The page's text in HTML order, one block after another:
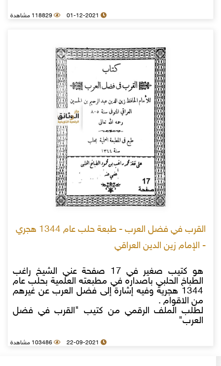
01-12-2021 118829 مشاهدة
القرب في فضل العرب - طبعة حلب عام 1344 هجري
- الإمام زين الدين العراقي
هو كتيب صغير في 17 صفحة عني الشيخ راغب
الطباخ الحلبي باصداره في مطبعته العلمية بحلب عام
1344 هجرية وفيه إشارة إلى فضل العرب عن غيرهم
من الاقوام .
لطلب الملف الرقمي من كتيب "القرب في فضل
العرب"
22-09-2021 103486 مشاهدة